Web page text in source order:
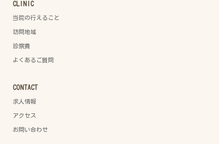
CLINIC
当院の行えること
訪問地域
診察費
よくあるご質問
CONTACT
求人情報
アクセス
お問い合わせ